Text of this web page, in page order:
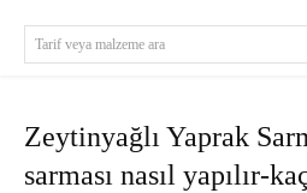
Tarif veya malzeme ara
Zeytinyağlı Yaprak
sarması nasıl yapılır-